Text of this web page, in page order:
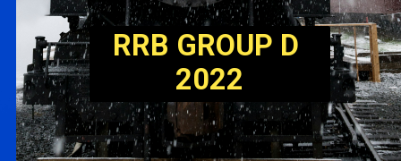
RRB GROUP D
2022